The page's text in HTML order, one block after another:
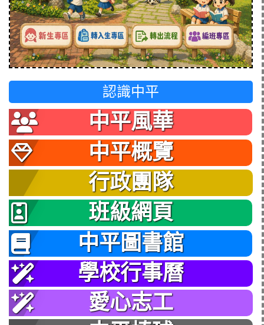
認識中平
中平風華
中平概覽
行政團隊
班級網頁
中平圖書館
學校行事曆
愛心志工